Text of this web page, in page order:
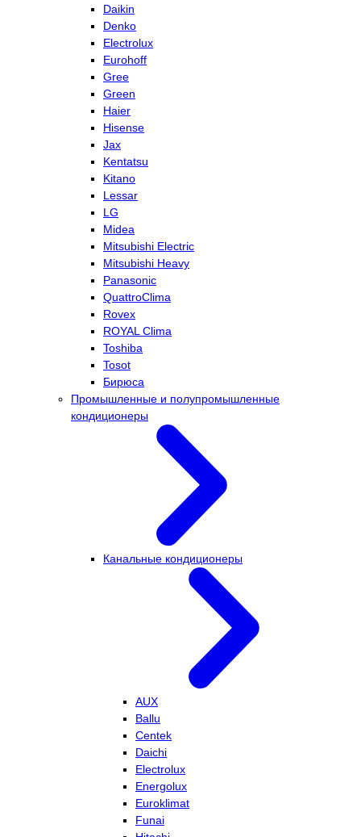
Daikin
Denko
Electrolux
Eurohoff
Gree
Green
Haier
Hisense
Jax
Kentatsu
Kitano
Lessar
LG
Midea
Mitsubishi Electric
Mitsubishi Heavy
Panasonic
QuattroClima
Rovex
ROYAL Clima
Toshiba
Tosot
Бирюса
Промышленные и полупромышленные
кондиционеры
Канальные кондиционеры
AUX
Ballu
Centek
Daichi
Electrolux
Energolux
Euroklimat
Funai